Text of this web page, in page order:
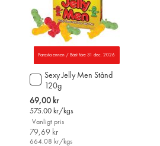
Parasta ennen / Bäst före 31 dec. 2026
Sexy Jelly Men Stånd
120g
Special
Price
69,00 kr
575.00 kr/kgs
Vanligt pris
79,69 kr
664.08 kr/kgs
Lägg
till
i
varukorgen